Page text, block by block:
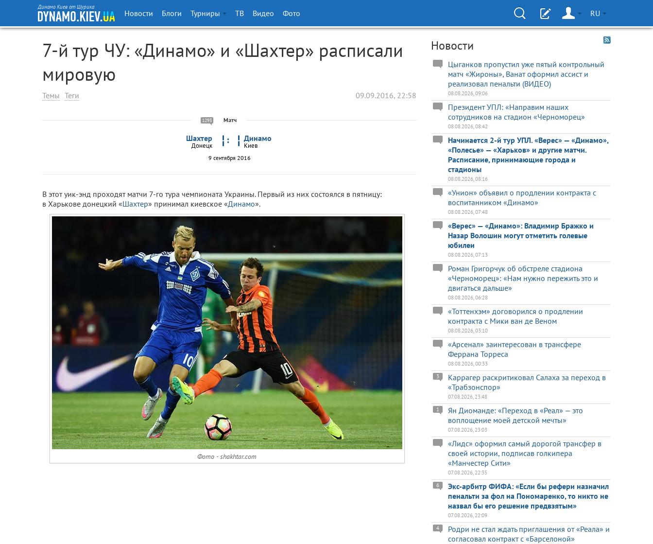
Динамо Киев от Шурика
Новости Блоги Турниры ТВ Видео Фото RU
7-й тур ЧУ: «Динамо» и «Шахтер» расписали
мировую
Темы Теги 09.09.2016, 22:58
1293 Матч
Шахтер
Донецк
Динамо
Киев
9 сентября 2016
В этот уик-энд проходят матчи 7-го тура чемпионата Украины. Первый из них состоялся в пятницу:
в Харькове донецкий «Шахтер» принимал киевское «Динамо».
Фото - shakhtar.com
Новости
Цыганков пропустил уже пятый контрольный
матч «Жироны», Ванат оформил ассист и
реализовал пенальти (ВИДЕО)
08.08.2026, 09:06
Президент УПЛ: «Направим наших
сотрудников на стадион «Черноморец»
08.08.2026, 08:42
Начинается 2-й тур УПЛ. «Верес» — «Динамо»,
«Полесье» — «Харьков» и другие матчи.
Расписание, принимающие города и
стадионы
08.08.2026, 08:16
«Унион» объявил о продлении контракта с
воспитанником «Динамо»
08.08.2026, 07:48
«Верес» — «Динамо»: Владимир Бражко и
Назар Волошин могут отметить голевые
юбилеи
08.08.2026, 07:13
Роман Григорчук об обстреле стадиона
«Черноморец»: «Нам нужно пережить это и
двигаться дальше»
08.08.2026, 06:28
«Тоттенхэм» договорился о продлении
контракта с Мики ван де Веном
08.08.2026, 03:10
«Арсенал» заинтересован в трансфере
Феррана Торреса
08.08.2026, 00:33
Каррагер раскритиковал Салаха за переход в
«Трабзонспор»
3
07.08.2026, 23:48
Ян Диоманде: «Переход в «Реал» — это
воплощение моей детской мечты»
1
07.08.2026, 23:03
«Лидс» оформил самый дорогой трансфер в
своей истории, подписав голкипера
«Манчестер Сити»
07.08.2026, 22:35
Экс-арбитр ФИФА: «Если бы рефери назначил
пенальти за фол на Пономаренко, то никто не
назвал бы его решение предвзятым»
6
07.08.2026, 22:09
Родри не стал ждать приглашения от «Реала» и
согласовал контракт с «Барселоной»
4